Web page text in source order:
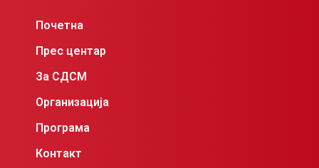
Почетна
Прес центар
За СДСМ
Организација
Програма
Контакт